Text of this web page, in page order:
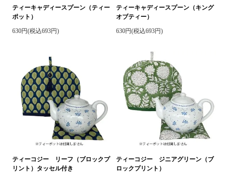
ティーキャディースプーン（ティー
ポット）
630円(税込693円)
ティーキャディースプーン（キング
オブティー）
630円(税込693円)
ティーコジー リーフ（ブロックプ
リント）タッセル付き
ティーコジー ジニアグリーン（ブ
ロックプリント）